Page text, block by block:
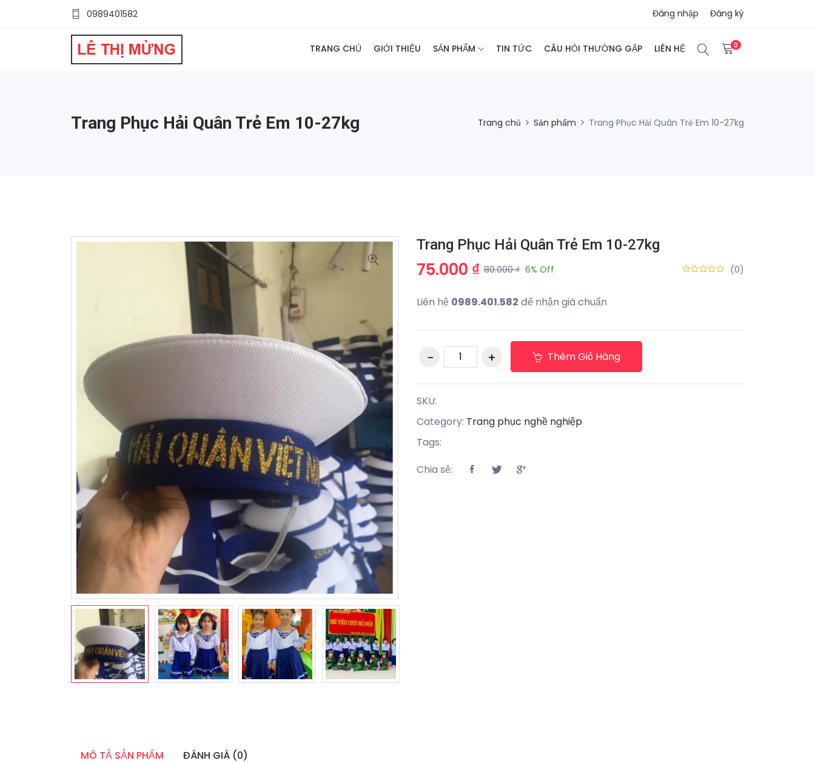
0989401582 Đăng nhập Đăng ký
TRANG CHỦ GIỚI THIỆU SẢN PHẨM TIN TỨC CÂU HỎI THƯỜNG GẶP LIÊN HỆ 0
Trang Phục Hải Quân Trẻ Em 10-27kg Trang chủ Sản phẩm Trang Phục Hải Quân Trẻ Em 10-27kg
Trang Phục Hải Quân Trẻ Em 10-27kg
(0)
75.000 ₫ 80.000 ₫ 6% Off
Liên hệ 0989.401.582 để nhận giá chuẩn
Thêm Giỏ Hàng
SKU:
Category: Trang phục nghề nghiệp
Tags:
Chia sẻ:
MÔ TẢ SẢN PHẨM ĐÁNH GIÁ (0)